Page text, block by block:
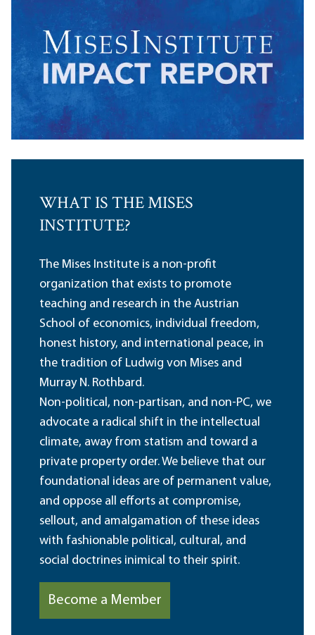
WHAT IS THE MISES
INSTITUTE?
The Mises Institute is a non-profit
organization that exists to promote
teaching and research in the Austrian
School of economics, individual freedom,
honest history, and international peace, in
the tradition of Ludwig von Mises and
Murray N. Rothbard.
Non-political, non-partisan, and non-PC, we
advocate a radical shift in the intellectual
climate, away from statism and toward a
private property order. We believe that our
foundational ideas are of permanent value,
and oppose all efforts at compromise,
sellout, and amalgamation of these ideas
with fashionable political, cultural, and
social doctrines inimical to their spirit.
Become a Member